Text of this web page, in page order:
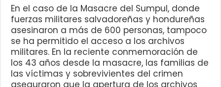
En el caso de la Masacre del Sumpul, donde
fuerzas militares salvadoreñas y hondureñas
asesinaron a más de 600 personas, tampoco
se ha permitido el acceso a los archivos
militares. En la reciente conmemoración de
los 43 años desde la masacre, las familias de
las víctimas y sobrevivientes del crimen